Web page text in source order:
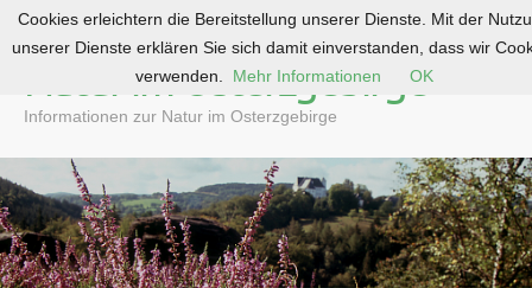
o
c
o
n
t
Natur im Osterzgebirge
Informationen zur Natur im Osterzgebirge
Cookies erleichtern die Bereitstellung unserer Dienste. Mit der
unserer Dienste erklären Sie sich damit einverstanden, dass wir
verwenden.
Mehr Informationen OK